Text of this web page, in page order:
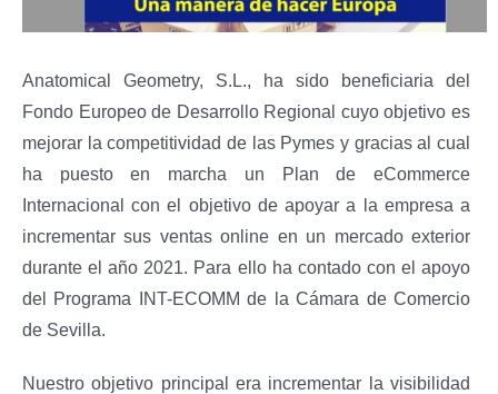
Anatomical Geometry, S.L., ha sido beneficiaria del
Fondo Europeo de Desarrollo Regional cuyo objetivo es
mejorar la competitividad de las Pymes y gracias al cual
ha puesto en marcha un Plan de eCommerce
Internacional con el objetivo de apoyar a la empresa a
incrementar sus ventas online en un mercado exterior
durante el año 2021. Para ello ha contado con el apoyo
del Programa INT-ECOMM de la Cámara de Comercio
de Sevilla.
Nuestro objetivo principal era incrementar la visibilidad